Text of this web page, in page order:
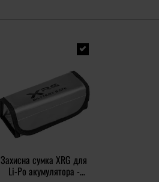
Захисна сумка XRG для
Li-Po акумулятора -